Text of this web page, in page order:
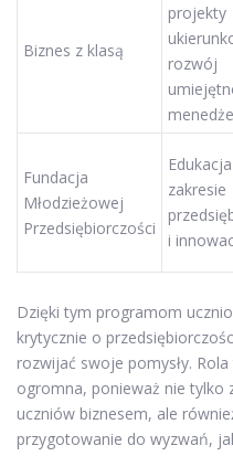
Biznes z klasą
projekty
rozwój
Fundacja
Młodzieżowej
Przedsiębiorczości
zakresie
i
Dzięki tym programom
krytycznie o
rozwijać swoje pomysły.
ogromna, ponieważ nie tylko
uczniów biznesem, ale
przygotowanie do wyzwań,